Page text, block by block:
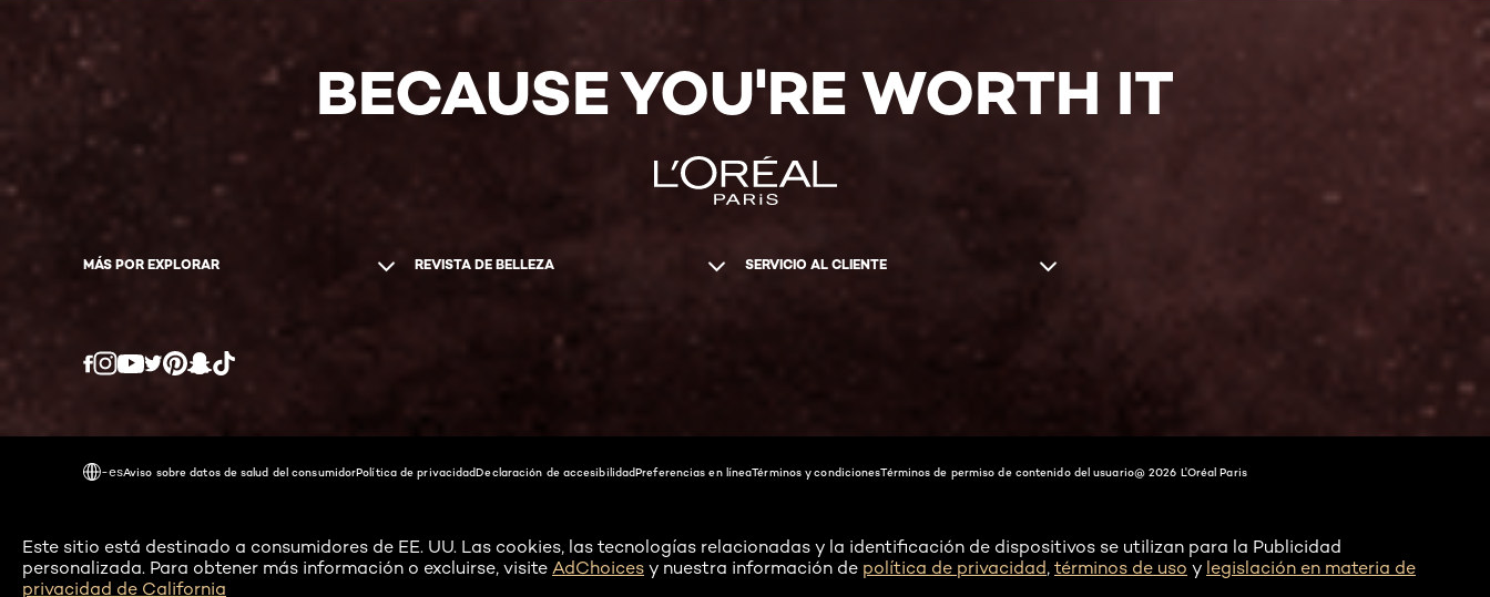
BECAUSE YOU'RE WORTH IT
MÁS POR EXPLORAR REVISTA DE BELLEZA SERVICIO AL CLIENTE
Twitter
-esAviso sobre datos de salud del consumidorPolítica de privacidadDeclaración de accesibilidadPreferencias en líneaTérminos y condicionesTérminos de permiso de contenido del usuario@ 2026 L'Oréal Paris
Este sitio está destinado a consumidores de EE. UU. Las cookies, las tecnologías relacionadas y la identificación de dispositivos se utilizan para la Publicidad
personalizada. Para obtener más información o excluirse, visite AdChoices y nuestra información de política de privacidad, términos de uso y legislación en materia de
privacidad de California